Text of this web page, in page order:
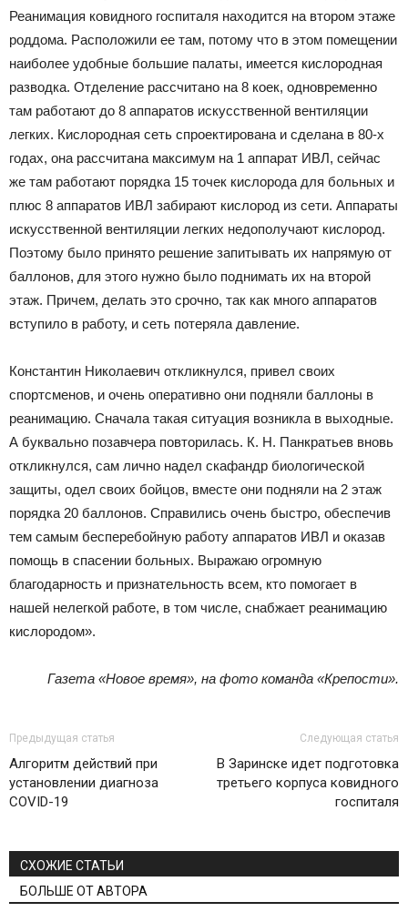
Реанимация ковидного госпиталя находится на втором этаже
роддома. Расположили ее там, потому что в этом помещении
наиболее удобные большие палаты, имеется кислородная
разводка. Отделение рассчитано на 8 коек, одновременно
там работают до 8 аппаратов искусственной вентиляции
легких. Кислородная сеть спроектирована и сделана в 80-х
годах, она рассчитана максимум на 1 аппарат ИВЛ, сейчас
же там работают порядка 15 точек кислорода для больных и
плюс 8 аппаратов ИВЛ забирают кислород из сети. Аппараты
искусственной вентиляции легких недополучают кислород.
Поэтому было принято решение запитывать их напрямую от
баллонов, для этого нужно было поднимать их на второй
этаж. Причем, делать это срочно, так как много аппаратов
вступило в работу, и сеть потеряла давление.
Константин Николаевич откликнулся, привел своих
спортсменов, и очень оперативно они подняли баллоны в
реанимацию. Сначала такая ситуация возникла в выходные.
А буквально позавчера повторилась. К. Н. Панкратьев вновь
откликнулся, сам лично надел скафандр биологической
защиты, одел своих бойцов, вместе они подняли на 2 этаж
порядка 20 баллонов. Справились очень быстро, обеспечив
тем самым бесперебойную работу аппаратов ИВЛ и оказав
помощь в спасении больных. Выражаю огромную
благодарность и признательность всем, кто помогает в
нашей нелегкой работе, в том числе, снабжает реанимацию
кислородом».
Газета «Новое время», на фото команда «Крепости».
Предыдущая статья
Алгоритм действий при
установлении диагноза
COVID-19
Следующая статья
В Заринске идет подготовка
третьего корпуса ковидного
госпиталя
СХОЖИЕ СТАТЬИ
БОЛЬШЕ ОТ АВТОРА